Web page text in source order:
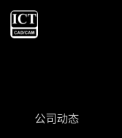
公司动态